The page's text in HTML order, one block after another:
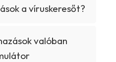
a víruskeresőt?
valóban